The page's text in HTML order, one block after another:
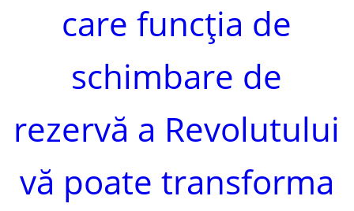
care funcția de
schimbare de
rezervă a Revolutului
vă poate transforma